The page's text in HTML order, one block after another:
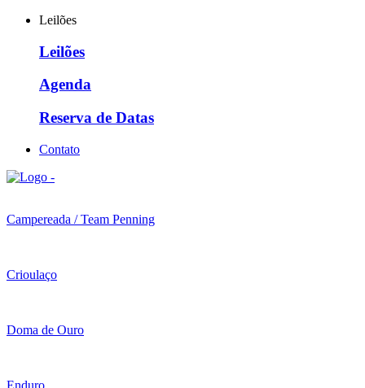
Leilões
Leilões
Agenda
Reserva de Datas
Contato
Campereada / Team Penning
Crioulaço
Doma de Ouro
Enduro